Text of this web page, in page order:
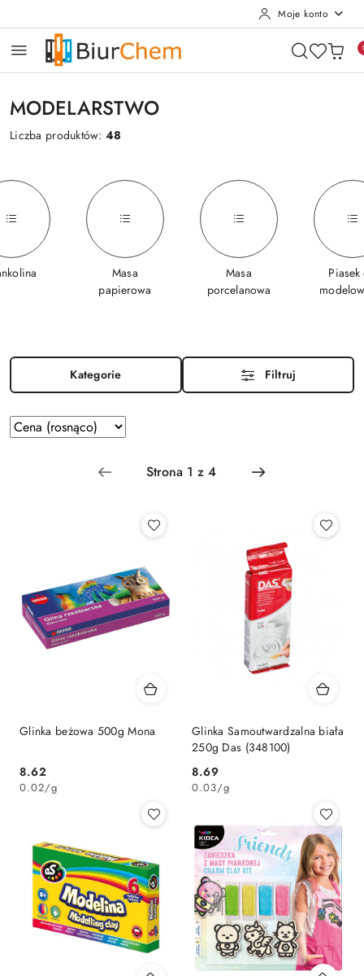
Moje konto
MODELARSTWO
Liczba produktów:48
Masa
papierowa
Masa
porcelanowa
Kategorie Filtruj
Zastosowano
sortowanie:
Sortuj
według
Glinka beżowa 500g Mona
Cena:
8.62
0.02/g
Glinka Samoutwardzalna biała
250g Das (348100)
Cena:
8.69
0.03/g